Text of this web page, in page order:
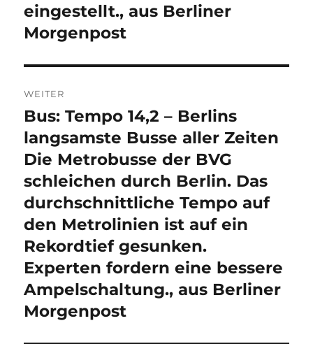
eingestellt., aus Berliner
Morgenpost
WEITER
Nächster
Beitrag:
Bus: Tempo 14,2 – Berlins
langsamste Busse aller Zeiten
Die Metrobusse der BVG
schleichen durch Berlin. Das
durchschnittliche Tempo auf
den Metrolinien ist auf ein
Rekordtief gesunken.
Experten fordern eine bessere
Ampelschaltung., aus Berliner
Morgenpost